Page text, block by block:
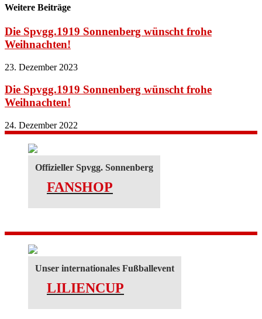
Weitere Beiträge
Die Spvgg.1919 Sonnenberg wünscht frohe
Weihnachten!
23. Dezember 2023
Die Spvgg.1919 Sonnenberg wünscht frohe
Weihnachten!
24. Dezember 2022
Offizieller Spvgg. Sonnenberg
FANSHOP
Unser internationales Fußballevent
LILIENCUP